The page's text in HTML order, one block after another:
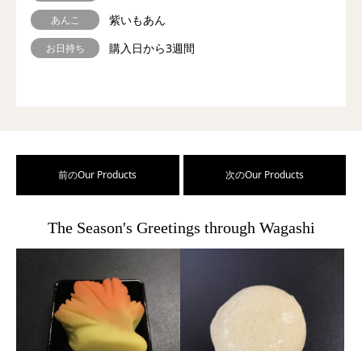
あんこ 紫いもあん
お日持ち 購入日から3週間
前のOur Products 次のOur Products
The Season's Greetings through Wagashi